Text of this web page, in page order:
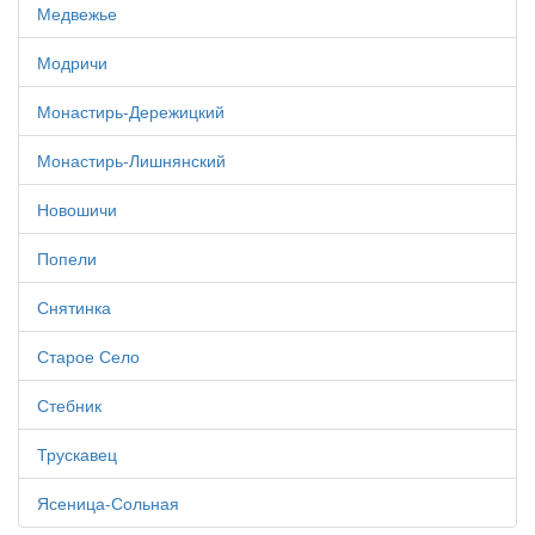
Медвежье
Модричи
Монастирь-Дережицкий
Монастирь-Лишнянский
Новошичи
Попели
Снятинка
Старое Село
Стебник
Трускавец
Ясеница-Сольная